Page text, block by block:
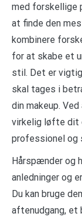
med forskellige
at finde den
kombinere
for at skabe et
stil. Det er
skal tages i
din makeup.
virkelig løfte dit
professionel og
Hårspænder og
anledninger og
Du kan bruge
aftenudgang, et